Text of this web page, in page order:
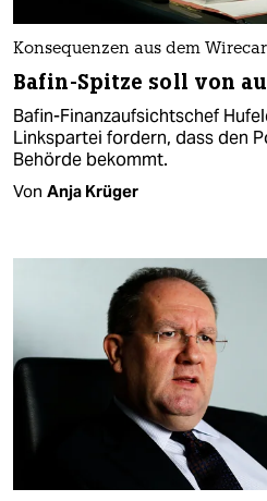
Konsequenzen aus dem
Bafin-Spitze soll von
Bafin-Finanzaufsichtschef
Linkspartei fordern, dass den
Behörde bekommt.
Von Anja Krüger